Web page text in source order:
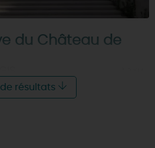
du Château de
de résultats